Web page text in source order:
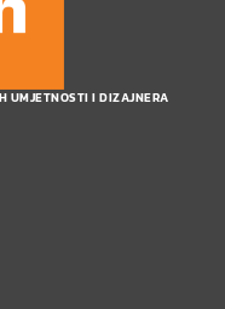
UMJETNOSTI I DIZAJNERA